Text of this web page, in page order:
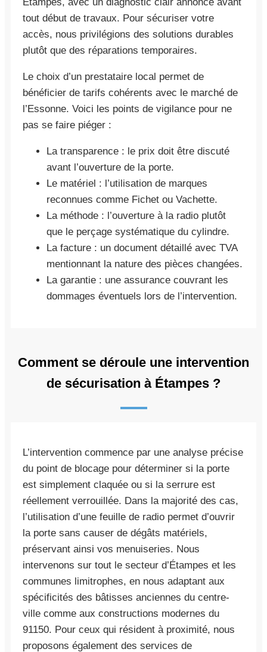
tout début de travaux. Pour sécuriser votre
accès, nous privilégions des solutions durables
plutôt que des réparations temporaires.
Le choix d’un prestataire local permet de
bénéficier de tarifs cohérents avec le marché de
l’Essonne. Voici les points de vigilance pour ne
pas se faire piéger :
La transparence : le prix doit être discuté
avant l’ouverture de la porte.
Le matériel : l’utilisation de marques
reconnues comme Fichet ou Vachette.
La méthode : l’ouverture à la radio plutôt
que le perçage systématique du cylindre.
La facture : un document détaillé avec TVA
mentionnant la nature des pièces changées.
La garantie : une assurance couvrant les
dommages éventuels lors de l’intervention.
Comment se déroule une intervention
de sécurisation à Étampes ?
L’intervention commence par une analyse précise
du point de blocage pour déterminer si la porte
est simplement claquée ou si la serrure est
réellement verrouillée. Dans la majorité des cas,
l’utilisation d’une feuille de radio permet d’ouvrir
la porte sans causer de dégâts matériels,
préservant ainsi vos menuiseries. Nous
intervenons sur tout le secteur d’Étampes et les
communes limitrophes, en nous adaptant aux
spécificités des bâtisses anciennes du centre-
ville comme aux constructions modernes du
91150. Pour ceux qui résident à proximité, nous
proposons également des services de